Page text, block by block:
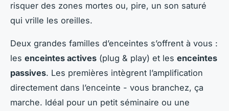
risquer des zones mortes ou, pire, un son saturé
qui vrille les oreilles.
Deux grandes familles d’enceintes s’offrent à vous :
les enceintes actives (plug & play) et les enceintes
passives. Les premières intègrent l’amplification
directement dans l’enceinte - vous branchez, ça
marche. Idéal pour un petit séminaire ou une